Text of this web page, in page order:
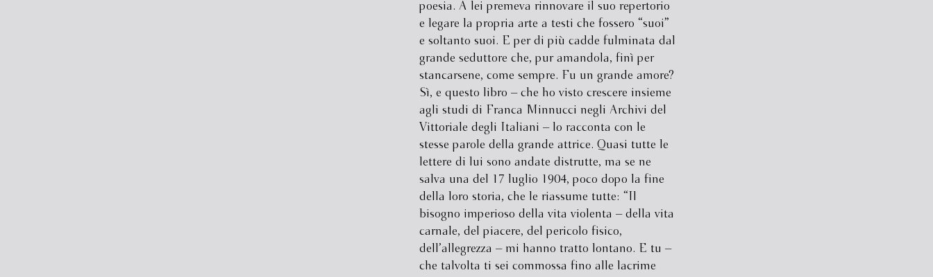
poesia. A lei premeva rinnovare il suo repertorio
e legare la propria arte a testi che fossero “suoi”
e soltanto suoi. E per di più cadde fulminata dal
grande seduttore che, pur amandola, finì per
stancarsene, come sempre. Fu un grande amore?
Sì, e questo libro – che ho visto crescere insieme
agli studi di Franca Minnucci negli Archivi del
Vittoriale degli Italiani – lo racconta con le
stesse parole della grande attrice. Quasi tutte le
lettere di lui sono andate distrutte, ma se ne
salva una del 17 luglio 1904, poco dopo la fine
della loro storia, che le riassume tutte: “Il
bisogno imperioso della vita violenta – della vita
carnale, del piacere, del pericolo fisico,
dell’allegrezza – mi hanno tratto lontano. E tu –
che talvolta ti sei commossa fino alle lacrime